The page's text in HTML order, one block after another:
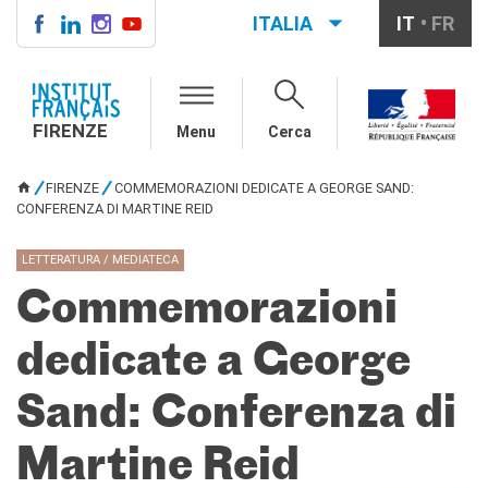
Direttore
La "Carta" dell'IFF
Demande de stage/Lavorare
con noi
Informativa privacy
AGENDA CULTURALE
originale
CORSI FRANCESE
Carta Giovani Nazionale
ITALIA IT FR
FIRENZE Menu Cerca
TU SEI QUI
FIRENZE
COMMEMORAZIONI DEDICATE A GEORGE SAND:
CONFERENZA DI MARTINE REID
LETTERATURA / MEDIATECA
Commemorazioni
dedicate a George
Sand: Conferenza di
Martine Reid